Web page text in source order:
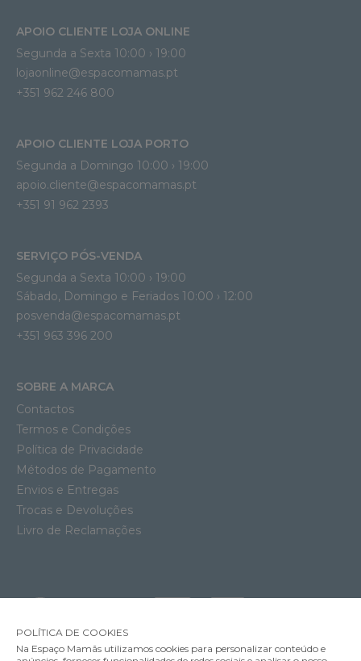
APOIO CLIENTE LOJA ONLINE
Segunda a Sexta 10:00 › 19:00
lojaonline@espacomamas.pt
+351 962 246 800
APOIO CLIENTE LOJA PORTO
Segunda a Domingo 10:00 › 19:00
apoio.cliente@espacomamas.pt
+351 91 962 2393
SERVIÇO PÓS-VENDA
Segunda a Sexta 10:00 › 19:00
Sábado, Domingo e Feriados 10:00 › 12:00
posvenda@espacomamas.pt
+351 963 396 200
SOBRE A MARCA
Contactos
Termos e Condições
Política de Privacidade
Métodos de Pagamento
Envios e Entregas
Trocas e Devoluções
Livro de Reclamações
POLÍTICA DE COOKIES
Na Espaço Mamãs utilizamos cookies para personalizar conteúdo e